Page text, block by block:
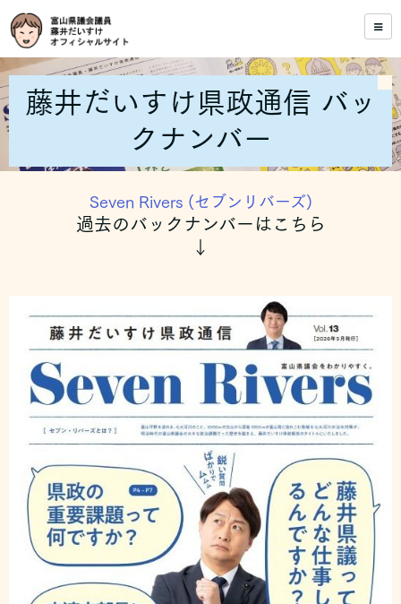
藤井だいすけ県政通信 バッ
クナンバー
Seven Rivers (セブンリバーズ)
過去のバックナンバーはこちら
↓